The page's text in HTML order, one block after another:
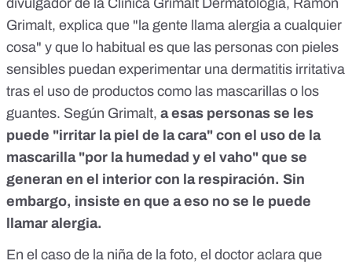
divulgador de la Clínica Grimalt Dermatología, Ramón
Grimalt, explica que "la gente llama alergia a cualquier
cosa" y que lo habitual es que las personas con pieles
sensibles puedan experimentar una dermatitis irritativa
tras el uso de productos como las mascarillas o los
guantes. Según Grimalt, a esas personas se les
puede "irritar la piel de la cara" con el uso de la
mascarilla "por la humedad y el vaho" que se
generan en el interior con la respiración. Sin
embargo, insiste en que a eso no se le puede
llamar alergia.
En el caso de la niña de la foto, el doctor aclara que